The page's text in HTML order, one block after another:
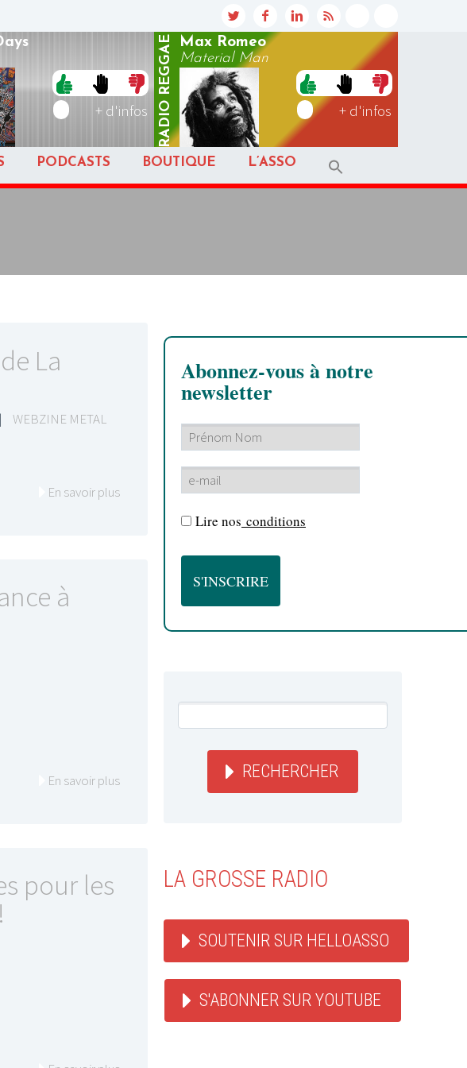
+ d'infos RADIO
REGGAE
Max Romeo
Material Man
+ d'infos
PODCASTS BOUTIQUE L’ASSO
La
| WEBZINE METAL
En savoir plus
à
En savoir plus
pour les
Abonnez-vous à notre
newsletter
Lire nos conditions
RECHERCHER
LA GROSSE RADIO
SOUTENIR SUR HELLOASSO
S'ABONNER SUR YOUTUBE